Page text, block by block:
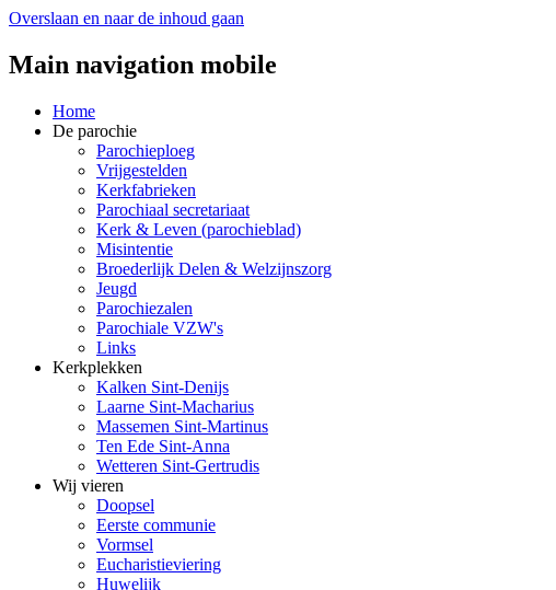
Overslaan en naar de inhoud gaan
Main navigation mobile
Home
De parochie
Parochieploeg
Vrijgestelden
Kerkfabrieken
Parochiaal secretariaat
Kerk & Leven (parochieblad)
Misintentie
Broederlijk Delen & Welzijnszorg
Jeugd
Parochiezalen
Parochiale VZW's
Links
Kerkplekken
Kalken Sint-Denijs
Laarne Sint-Macharius
Massemen Sint-Martinus
Ten Ede Sint-Anna
Wetteren Sint-Gertrudis
Wij vieren
Doopsel
Eerste communie
Vormsel
Eucharistieviering
Huwelijk